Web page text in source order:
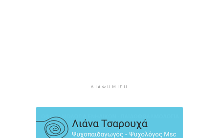
Κυριακής, 9 Αυγούστου
11 ώρες 47 λεπτά πρίν
ΔΙΑΦΉΜΙΣΗ